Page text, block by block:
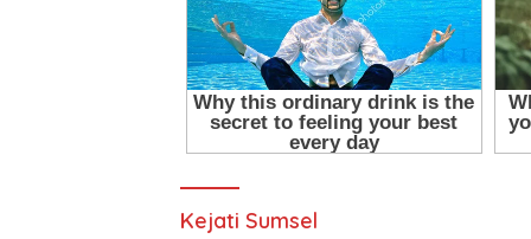
Kejati Sumsel